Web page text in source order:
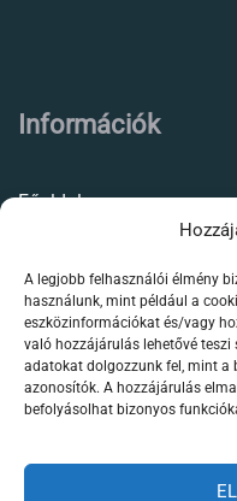
A legjobb felhasználói élmény
használunk, mint például a
eszközinformációkat és/vagy
való hozzájárulás lehetővé
adatokat dolgozzunk fel, mint a
azonosítók. A hozzájárulás
befolyásolhat bizonyos
Információk
Főoldal
Élőállat kereskedés
Forgalmazott termékeink
Szaktanácsadás /
Kapcsolat